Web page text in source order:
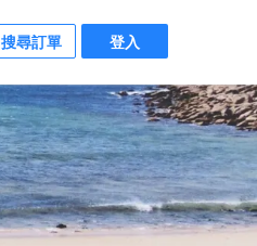
搜尋訂單 登入